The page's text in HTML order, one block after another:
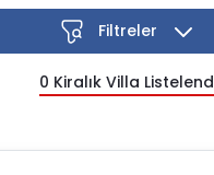
0 Kiralık Villa
Filtreler